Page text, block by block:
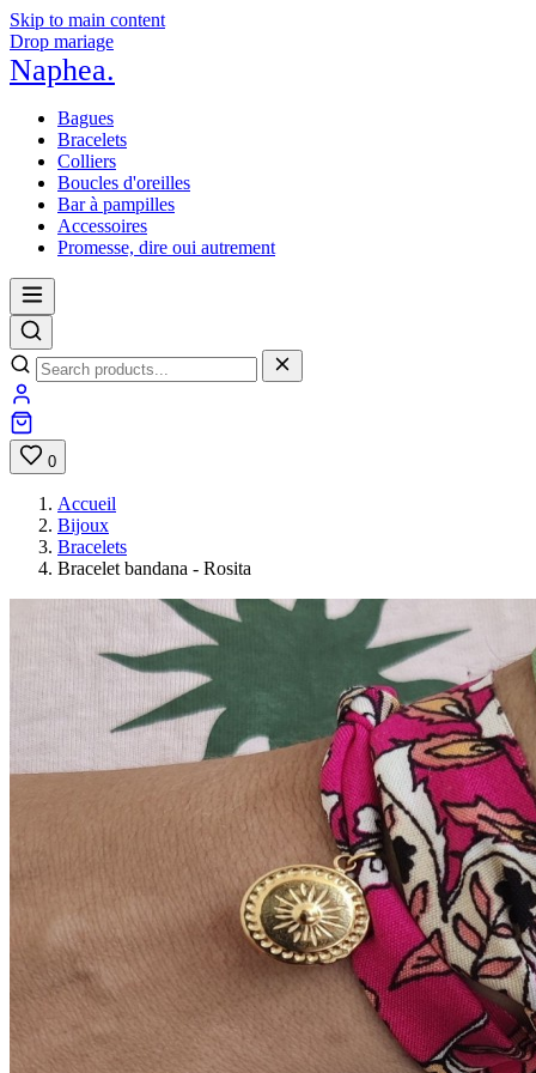
Skip to main content
Drop mariage
Naphea.
Bagues
Bracelets
Colliers
Boucles d'oreilles
Bar à pampilles
Accessoires
Promesse, dire oui autrement
0
Accueil
Bijoux
Bracelets
Bracelet bandana - Rosita